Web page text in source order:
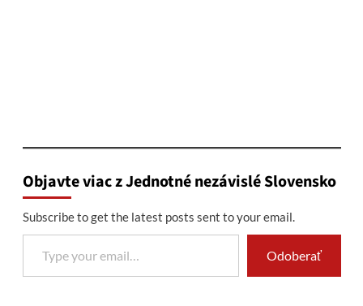
Objavte viac z Jednotné nezávislé Slovensko
Subscribe to get the latest posts sent to your email.
Type your email…
Odoberať